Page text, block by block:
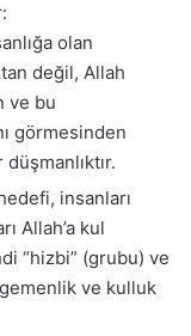
olan
değil, Allah
ve bu
görmesinden
insanları
Allah’a kul
“hizbi” (grubu) ve
ve kulluk